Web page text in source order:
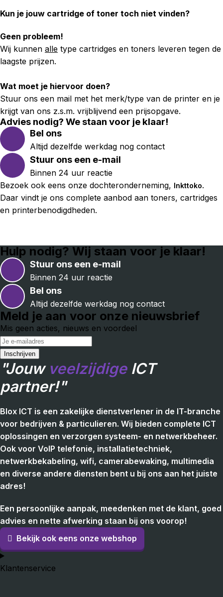
Kun je jouw cartridge of toner toch niet vinden?
Geen probleem!
Wij kunnen alle type cartridges en toners leveren tegen de
laagste prijzen.
Wat moet je hiervoor doen?
Stuur ons een mail met het merk/type van de printer en je
krijgt van ons z.s.m. vrijblijvend een prijsopgave.
Advies nodig? We staan voor je klaar!
Bel ons
Altijd dezelfde werkdag nog contact
Stuur ons een e-mail
Binnen 24 uur reactie
Bezoek ook eens onze dochteronderneming, Inkttoko.
Daar vindt je ons complete aanbod aan toners, cartridges
en printerbenodigdheden.
Hulp nodig? Wij staan voor je klaar!
Stuur ons een e-mail
Binnen 24 uur reactie
Bel ons
Altijd dezelfde werkdag nog contact
Meld je aan voor onze nieuwsbrief
Mis geen acties, nieuws en voordeel
"Jouw veelzijdigeICT
partner!"
Blox ICT is een zakelijke dienstverlener in de IT-branche
voor bedrijven & particulieren. Wij bieden complete ICT
oplossingen en verzorgen systeem- en netwerkbeheer.
Ook voor VoIP telefonie, installatietechniek,
netwerkbekabeling, wifi, camerabewaking, multimedia
en diverse andere diensten bent u bij ons aan het juiste
adres!
Een persoonlijke aanpak, meedenken met de klant, goed
advies en nette afwerking staan bij ons voorop!
Bekijk ook eens onze webshop
Klantenservice